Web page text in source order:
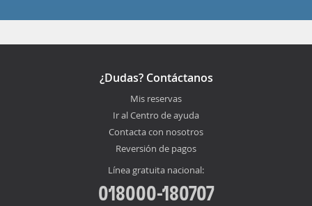
¿Dudas? Contáctanos
Mis reservas
Ir al Centro de ayuda
Contacta con nosotros
Reversión de pagos
Línea gratuita nacional:
018000-180707